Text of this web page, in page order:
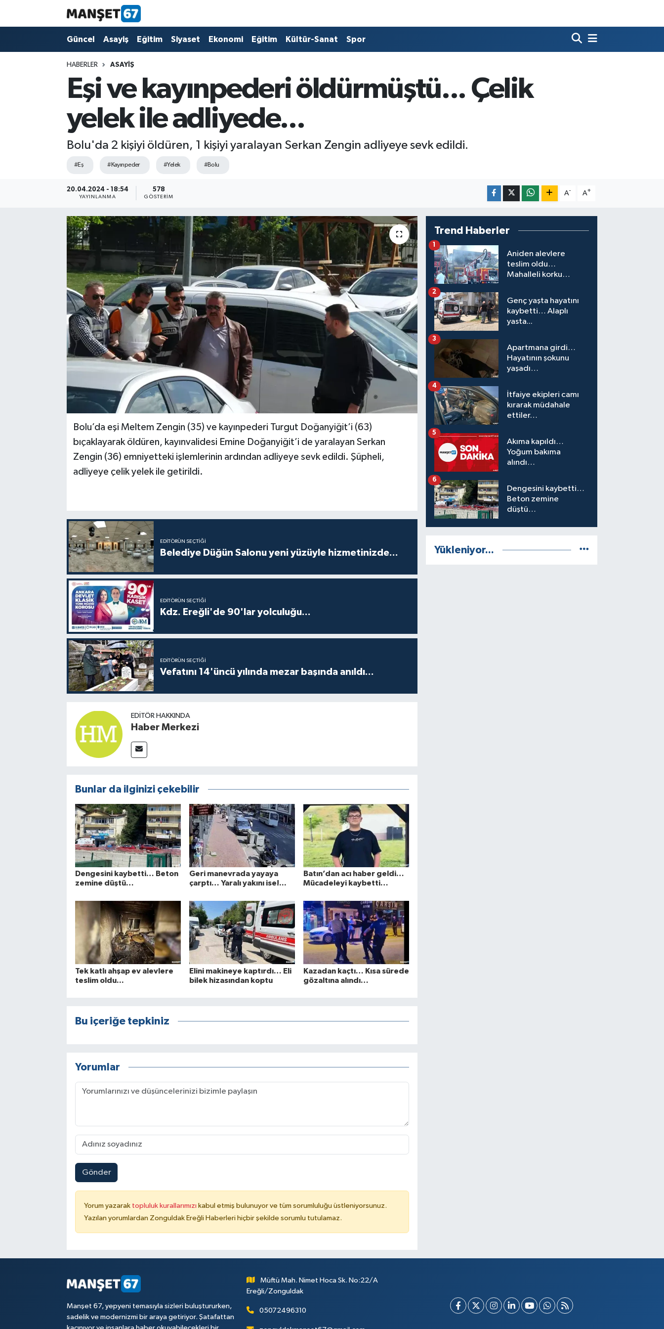
Güncel Asayiş Eğitim Siyaset Ekonomi Eğitim Kültür-Sanat Spor
HABERLER ASAYIŞ
Eşi ve kayınpederi öldürmüştü... Çelik
yelek ile adliyede...
Bolu'da 2 kişiyi öldüren, 1 kişiyi yaralayan Serkan Zengin adliyeye sevk edildi.
#Eş #Kayınpeder #Yelek #Bolu
20.04.2024 - 18:54
YAYINLANMA
578
GÖSTERIM
A- A+
Bolu’da eşi Meltem Zengin (35) ve kayınpederi Turgut Doğanyiğit’i (63)
bıçaklayarak öldüren, kayınvalidesi Emine Doğanyiğit’i de yaralayan Serkan
Zengin (36) emniyetteki işlemlerinin ardından adliyeye sevk edildi. Şüpheli,
adliyeye çelik yelek ile getirildi.
EDITÖRÜN SEÇTIĞI
Belediye Düğün Salonu yeni yüzüyle hizmetinizde...
EDITÖRÜN SEÇTIĞI
Kdz. Ereğli'de 90'lar yolculuğu...
EDITÖRÜN SEÇTIĞI
Vefatını 14'üncü yılında mezar başında anıldı...
EDITÖR HAKKINDA
Haber Merkezi
Bunlar da ilginizi çekebilir
Dengesini kaybetti… Beton
zemine düştü…
Geri manevrada yayaya
çarptı… Yaralı yakını ise!...
Batın’dan acı haber geldi…
Mücadeleyi kaybetti…
Tek katlı ahşap ev alevlere
teslim oldu...
Elini makineye kaptırdı… Eli
bilek hizasından koptu
Kazadan kaçtı… Kısa sürede
gözaltına alındı…
Bu içeriğe tepkiniz
Yorumlar
Gönder
Yorum yazarak topluluk kurallarımızı kabul etmiş bulunuyor ve tüm sorumluluğu üstleniyorsunuz.
Yazılan yorumlardan Zonguldak Ereğli Haberleri hiçbir şekilde sorumlu tutulamaz.
Trend Haberler
Aniden alevlere
teslim oldu…
Mahalleli korku
1
Genç yaşta hayatını
kaybetti… Alaplı
yasta...
2
Apartmana girdi…
Hayatının şokunu
yaşadı…
3
İtfaiye ekipleri camı
kırarak müdahale
ettiler…
4
Akıma kapıldı…
Yoğum bakıma
alındı…
5
Dengesini kaybetti…
Beton zemine
düştü…
6
Yükleniyor...
Manşet 67, yepyeni temasıyla sizleri buluştururken,
sadelik ve modernizmi bir araya getiriyor. Şatafattan
Müftü Mah. Nimet Hoca Sk. No:22/A
Ereğli/Zonguldak
05072496310
Kültür-Sanat